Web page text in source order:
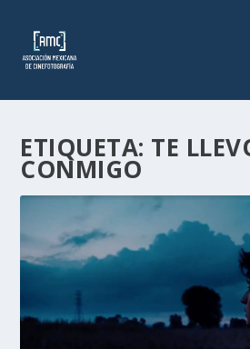
ETIQUETA: TE
CONMIGO